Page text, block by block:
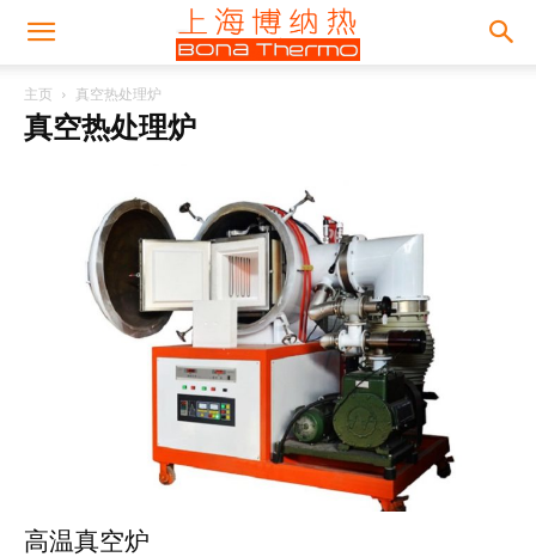
主页 真空热处理炉
真空热处理炉
高温真空炉